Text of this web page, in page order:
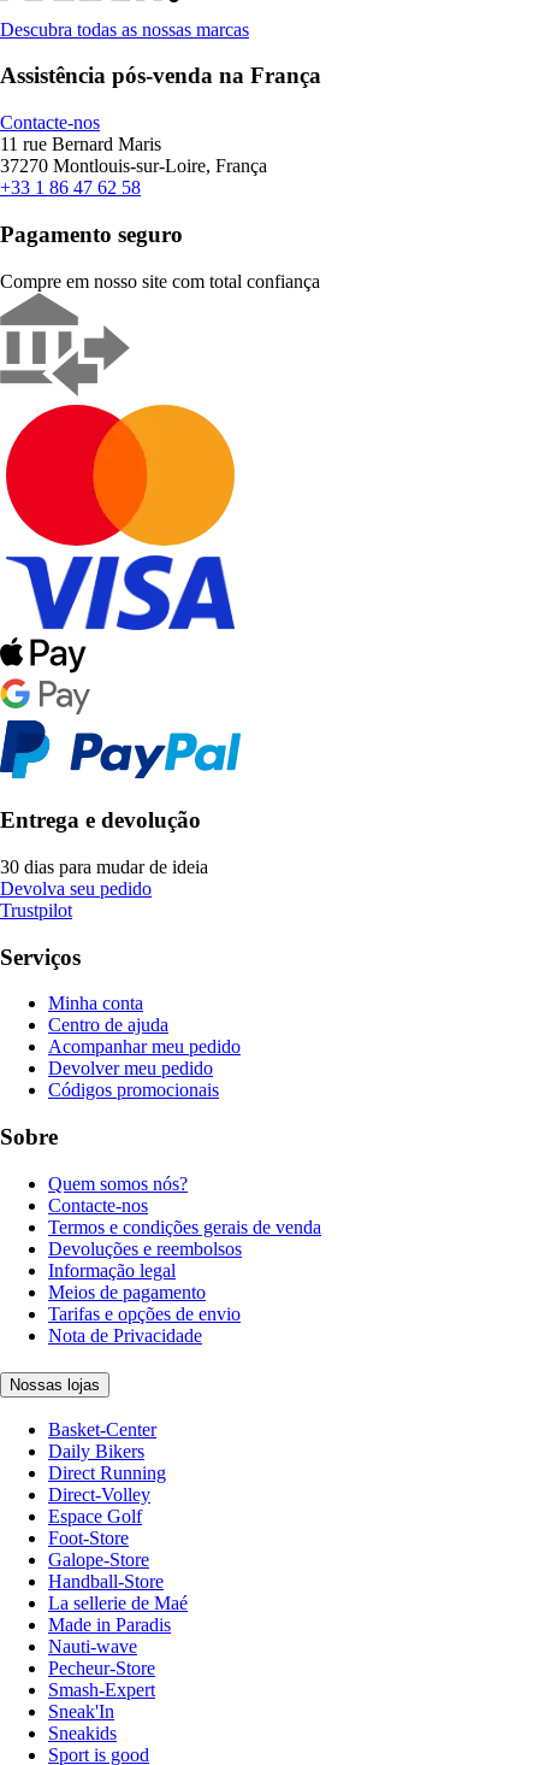
Descubra todas as nossas marcas
Assistência pós-venda na França
Contacte-nos
11 rue Bernard Maris
37270 Montlouis-sur-Loire, França
+33 1 86 47 62 58
Pagamento seguro
Compre em nosso site com total confiança
Entrega e devolução
30 dias para mudar de ideia
Devolva seu pedido
Trustpilot
Serviços
Minha conta
Centro de ajuda
Acompanhar meu pedido
Devolver meu pedido
Códigos promocionais
Sobre
Quem somos nós?
Contacte-nos
Termos e condições gerais de venda
Devoluções e reembolsos
Informação legal
Meios de pagamento
Tarifas e opções de envio
Nota de Privacidade
Nossas lojas
Basket-Center
Daily Bikers
Direct Running
Direct-Volley
Espace Golf
Foot-Store
Galope-Store
Handball-Store
La sellerie de Maé
Made in Paradis
Nauti-wave
Pecheur-Store
Smash-Expert
Sneak'In
Sneakids
Sport is good